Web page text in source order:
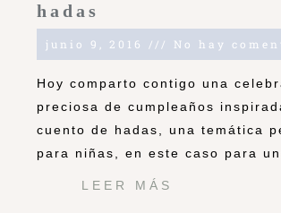
hadas
junio 9, 2016 No hay
Hoy comparto contigo una
preciosa de cumpleaños
cuento de hadas, una temática
para niñas, en este caso para
LEER MÁS